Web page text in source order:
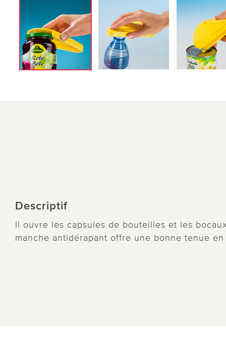
Descriptif
Il ouvre les capsules de bouteilles et les
manche antidérapant offre une bonne tenue en